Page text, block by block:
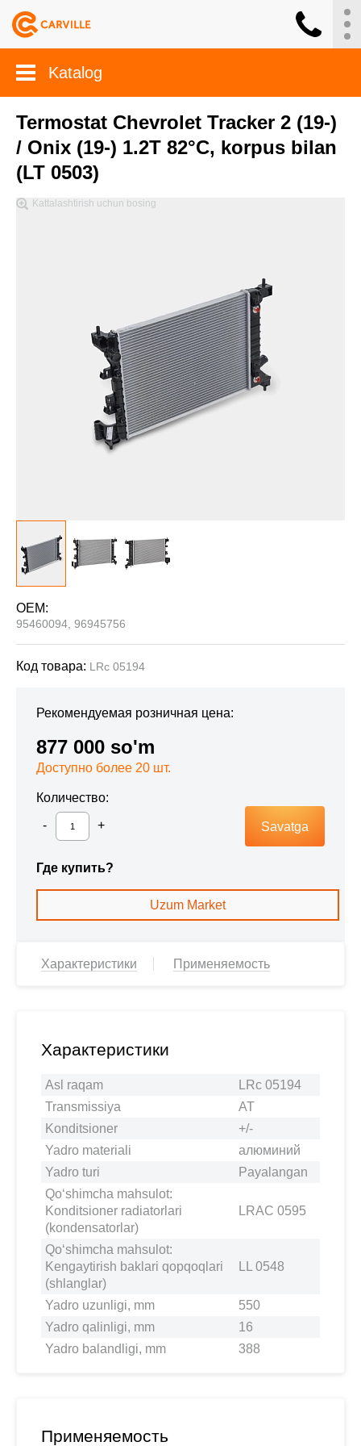
Katalog
Termostat Chevrolet Tracker 2 (19-)
/ Onix (19-) 1.2T 82°C, korpus bilan
(LT 0503)
Kattalashtirish uchun bosing
OEM:
95460094, 96945756
Код товара: LRc 05194
Рекомендуемая розничная цена:
877 000 so'm
Доступно более 20 шт.
Количество:
Savatga
Где купить?
Uzum Market
Характеристики Применяемость
Характеристики
Asl raqam
LRc 05194
Transmissiya
AT
Konditsioner
+/-
Yadro materiali
алюминий
Yadro turi
Payalangan
Qo‘shimcha mahsulot:
Konditsioner radiatorlari
(kondensatorlar)
LRAC 0595
Qo‘shimcha mahsulot:
Kengaytirish baklari qopqoqlari
(shlanglar)
LL 0548
Yadro uzunligi, mm
550
Yadro qalinligi, mm
16
Yadro balandligi, mm
388
Применяемость